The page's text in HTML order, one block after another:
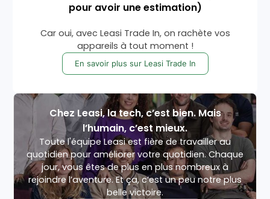
pour avoir une estimation)
Car oui, avec Leasi Trade In, on rachète vos
appareils à tout moment !
En savoir plus sur Leasi Trade In
Chez Leasi, la tech, c’est bien. Mais
l’humain, c’est mieux.
Toute l'équipe Leasi est fière de travailler au
quotidien pour améliorer votre quotidien. Chaque
jour, vous êtes de plus en plus nombreux à
rejoindre l’aventure. Et ça, c’est un peu notre plus
belle victoire.